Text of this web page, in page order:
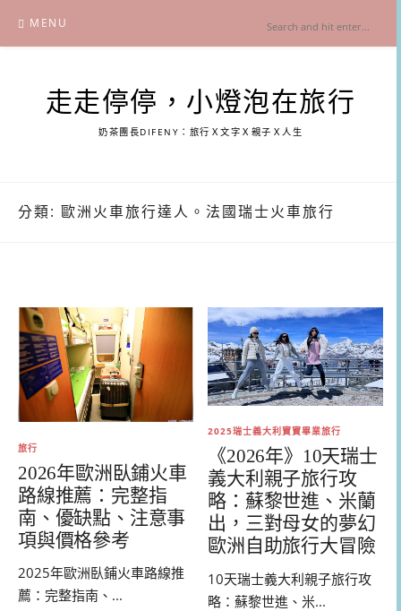
content
MENU
走走停停，小燈泡在旅行
奶茶團長DIFENY：旅行Ｘ文字Ｘ親子Ｘ人生
分類: 歐洲火車旅行達人。法國瑞士火車旅行
旅行
2026年歐洲臥鋪火車
路線推薦：完整指
南、優缺點、注意事
項與價格參考
2025年歐洲臥鋪火車路線推
薦：完整指南、...
2025瑞士義大利寶寶畢業旅行
《2026年》10天瑞士
義大利親子旅行攻
略：蘇黎世進、米蘭
出，三對母女的夢幻
歐洲自助旅行大冒險
10天瑞士義大利親子旅行攻
略：蘇黎世進、米...